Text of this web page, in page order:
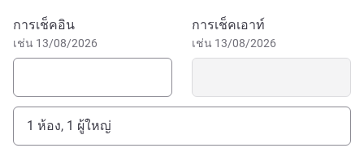
จองโรงแรมนี้
การเช็คอิน
เช่น 13/08/2026
การเช็คเอาท์
เช่น 13/08/2026
1 ห้อง, 1 ผู้ใหญ่